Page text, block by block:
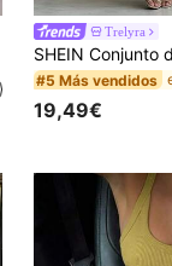
Trelyra
#5 Más vendidos
19,49€